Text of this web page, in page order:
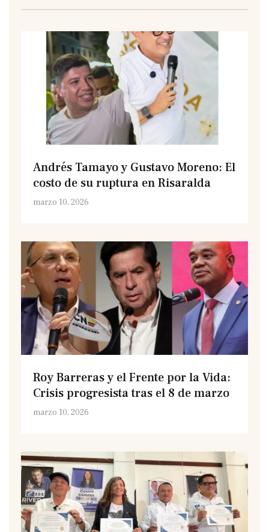
Andrés Tamayo y Gustavo Moreno: El
costo de su ruptura en Risaralda
marzo 10, 2026
Roy Barreras y el Frente por la Vida:
Crisis progresista tras el 8 de marzo
marzo 10, 2026